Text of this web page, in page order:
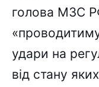
голова МЗС
удари на
від стану